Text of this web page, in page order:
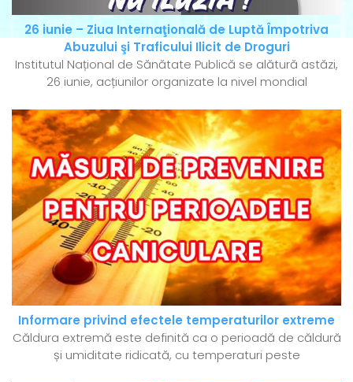
26 iunie – Ziua Internaţională de Luptă Împotriva
Abuzului şi Traficului Ilicit de Droguri
Institutul Național de Sănătate Publică se alătură astăzi,
26 iunie, acțiunilor organizate la nivel mondial
Informare privind efectele temperaturilor extreme
Căldura extremă este definită ca o perioadă de căldură
și umiditate ridicată, cu temperaturi peste